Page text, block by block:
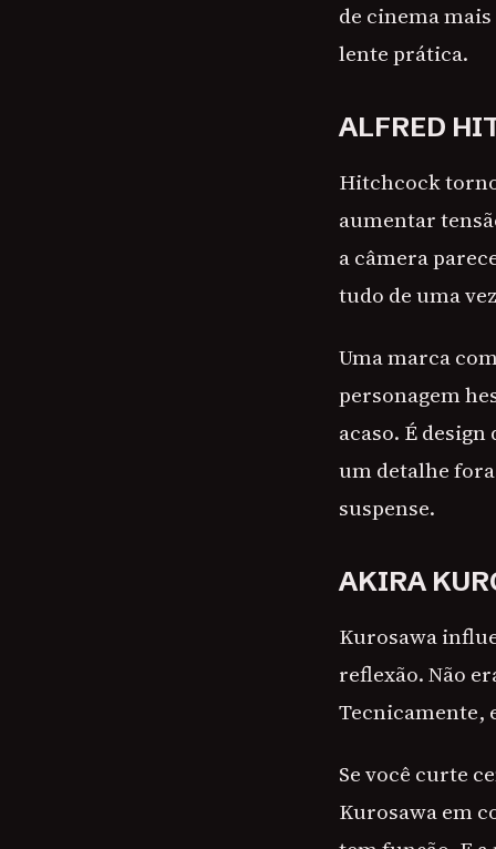
de cinema
lente prática.
ALFRED
Hitchcock
aumentar
a câmera
tudo de uma
Uma marca
personagem
acaso. É
um detalhe
suspense.
AKIRA
Kurosawa
reflexão. Não
Tecnicamente,
Se você curte
Kurosawa em